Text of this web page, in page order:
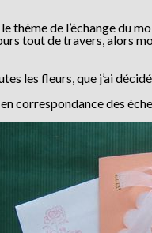
thème de l’échange du
tout de travers, alors
les fleurs, que j’ai
correspondance des